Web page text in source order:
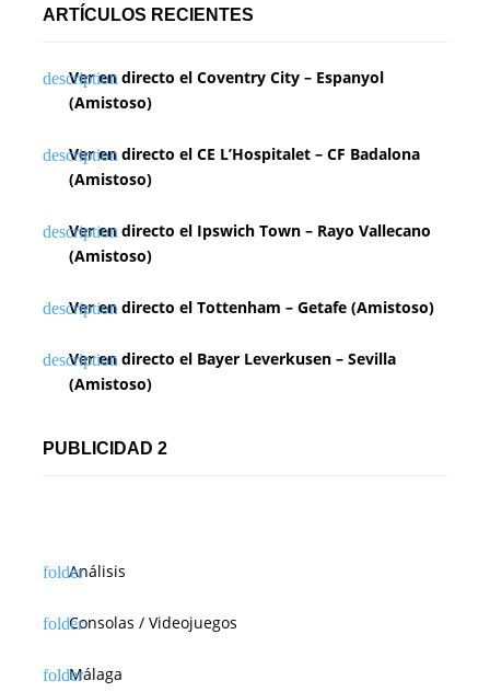
ARTÍCULOS RECIENTES
Ver en directo el Coventry City – Espanyol
(Amistoso)
Ver en directo el CE L’Hospitalet – CF Badalona
(Amistoso)
Ver en directo el Ipswich Town – Rayo Vallecano
(Amistoso)
Ver en directo el Tottenham – Getafe (Amistoso)
Ver en directo el Bayer Leverkusen – Sevilla
(Amistoso)
PUBLICIDAD 2
Análisis
Consolas / Videojuegos
Málaga